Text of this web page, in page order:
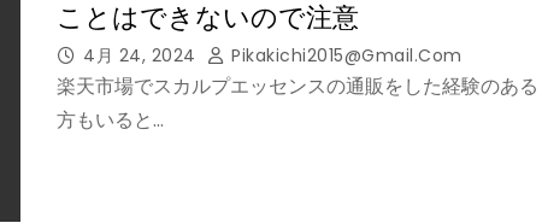
ことはできないので注意
4月 24, 2024 Pikakichi2015@gmail.com
楽天市場でスカルプエッセンスの通販をした経験のある
方もいると…